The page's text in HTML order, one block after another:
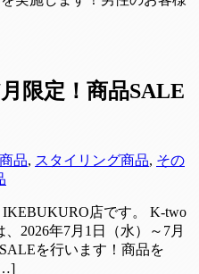
限定！商品SALE
品, スタイリング商品, その
IKEBUKURO店です。 K-two
2026年7月1日（水）～7月
を行います！商品を